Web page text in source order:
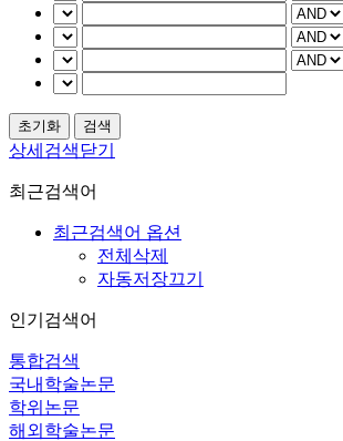
상세검색닫기
최근검색어
최근검색어 옵션
전체삭제
자동저장끄기
인기검색어
통합검색
국내학술논문
학위논문
해외학술논문